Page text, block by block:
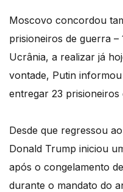
Moscovo concordou
prisioneiros de guerra –
Ucrânia, a realizar já
vontade, Putin
entregar 23 prisioneiros
Desde que regressou
Donald Trump iniciou
após o congelamento
durante o mandato do